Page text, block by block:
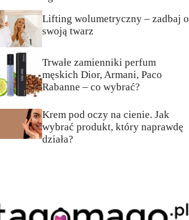
Lifting wolumetryczny – zadbaj o
swoją twarz
Trwałe zamienniki perfum
męskich Dior, Armani, Paco
Rabanne – co wybrać?
Krem pod oczy na cienie. Jak
wybrać produkt, który naprawdę
działa?